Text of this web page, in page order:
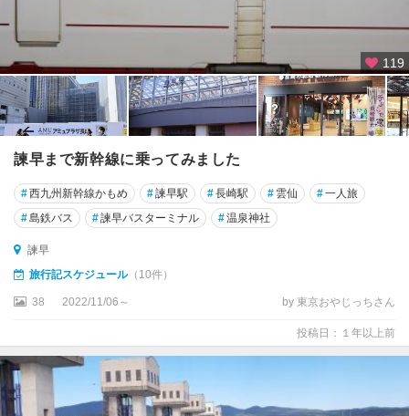
119
諫早まで新幹線に乗ってみました
#西九州新幹線かもめ #諫早駅 #長崎駅 # 雲仙 #一人旅
#島鉄バス #諫早バスターミナル #温泉神社
諫早
旅行記スケジュール（10件）
38 2022/11/06～ by 東京おやじっちさん
投稿日：１年以上前